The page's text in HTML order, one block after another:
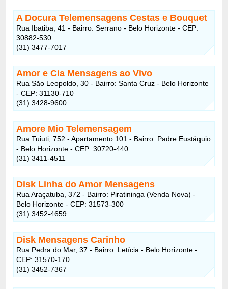
A Docura Telemensagens Cestas e Bouquet
Rua Ibatiba, 41 - Bairro: Serrano - Belo Horizonte - CEP:
30882-530
(31) 3477-7017
Amor e Cia Mensagens ao Vivo
Rua São Leopoldo, 30 - Bairro: Santa Cruz - Belo Horizonte
- CEP: 31130-710
(31) 3428-9600
Amore Mio Telemensagem
Rua Tuiuti, 752 - Apartamento 101 - Bairro: Padre Eustáquio
- Belo Horizonte - CEP: 30720-440
(31) 3411-4511
Disk Linha do Amor Mensagens
Rua Araçatuba, 372 - Bairro: Piratininga (Venda Nova) -
Belo Horizonte - CEP: 31573-300
(31) 3452-4659
Disk Mensagens Carinho
Rua Pedra do Mar, 37 - Bairro: Letícia - Belo Horizonte -
CEP: 31570-170
(31) 3452-7367